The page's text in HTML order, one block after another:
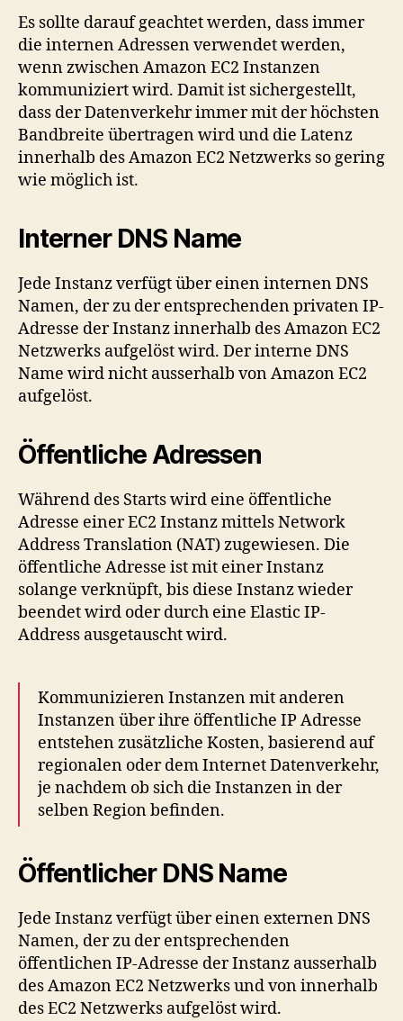
Es sollte darauf geachtet werden, dass immer
die internen Adressen verwendet werden,
wenn zwischen Amazon EC2 Instanzen
kommuniziert wird. Damit ist sichergestellt,
dass der Datenverkehr immer mit der höchsten
Bandbreite übertragen wird und die Latenz
innerhalb des Amazon EC2 Netzwerks so gering
wie möglich ist.
Interner DNS Name
Jede Instanz verfügt über einen internen DNS
Namen, der zu der entsprechenden privaten IP-
Adresse der Instanz innerhalb des Amazon EC2
Netzwerks aufgelöst wird. Der interne DNS
Name wird nicht ausserhalb von Amazon EC2
aufgelöst.
Öffentliche Adressen
Während des Starts wird eine öffentliche
Adresse einer EC2 Instanz mittels Network
Address Translation (NAT) zugewiesen. Die
öffentliche Adresse ist mit einer Instanz
solange verknüpft, bis diese Instanz wieder
beendet wird oder durch eine Elastic IP-
Address ausgetauscht wird.
Kommunizieren Instanzen mit anderen
Instanzen über ihre öffentliche IP Adresse
entstehen zusätzliche Kosten, basierend auf
regionalen oder dem Internet Datenverkehr,
je nachdem ob sich die Instanzen in der
selben Region befinden.
Öffentlicher DNS Name
Jede Instanz verfügt über einen externen DNS
Namen, der zu der entsprechenden
öffentlichen IP-Adresse der Instanz ausserhalb
des Amazon EC2 Netzwerks und von innerhalb
des EC2 Netzwerks aufgelöst wird.